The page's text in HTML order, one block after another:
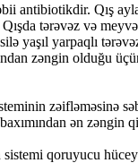
antibiotikdir. Qış
tərəvəz və
yaşıl yarpaqlı
zəngin olduğu
zəifləməsinə
ən zəngin
sistemi qoruyucu